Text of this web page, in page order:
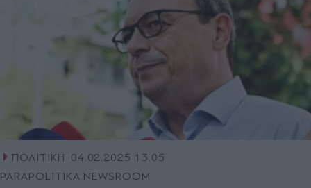
ΠΟΛΙΤΙΚΗ
04.02.2025 13:05
PARAPOLITIKA NEWSROOM